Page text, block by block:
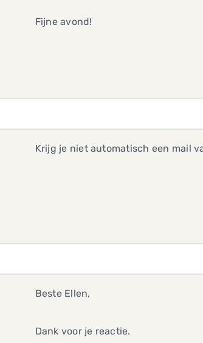
Fijne avond!
Krijg je niet automatisch een mail
Beste Ellen,
Dank voor je reactie.